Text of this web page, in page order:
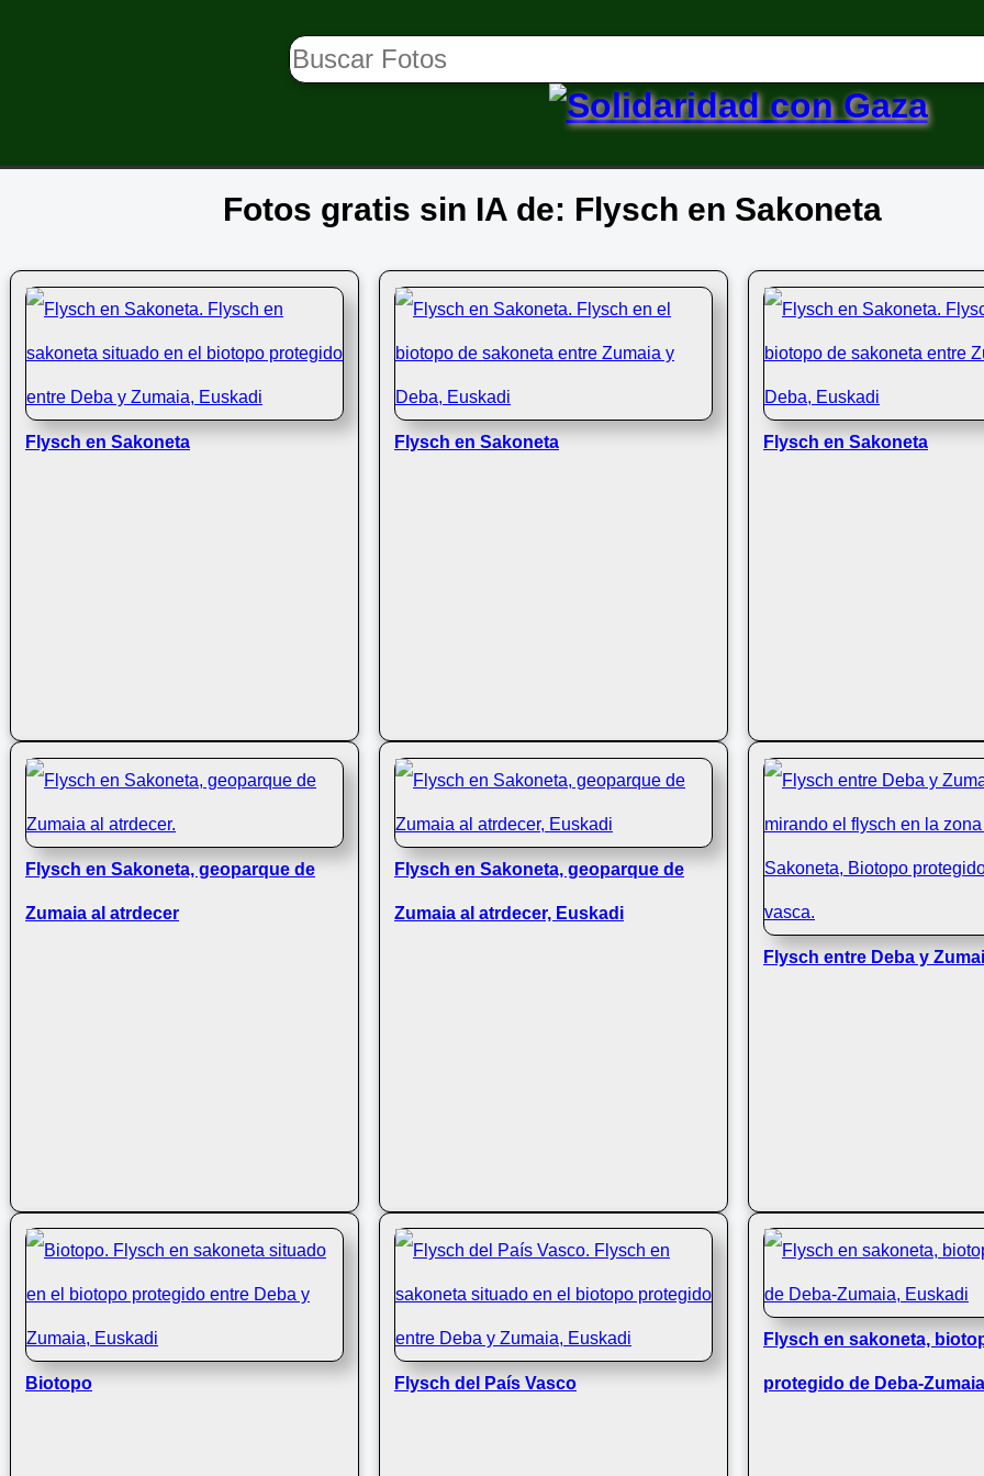
Fotos gratis sin IA de: Flysch en Sakoneta
Flysch en Sakoneta Flysch en Sakoneta Flysch en Sakoneta
Flysch en Sakoneta, geoparque de
Zumaia al atrdecer
Flysch en Sakoneta, geoparque de
Zumaia al atrdecer, Euskadi
Flysch entre Deba y
Biotopo Flysch del País Vasco
Flysch en sakoneta,
protegido de Deba-